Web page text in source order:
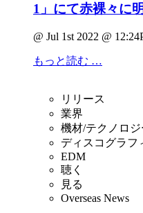
1」にて赤裸々に
@ Jul 1st 2022 @
もっと読む …
リリース
業界
機材/テクノロジ
ディスコグラフ
EDM
聴く
見る
Overseas News